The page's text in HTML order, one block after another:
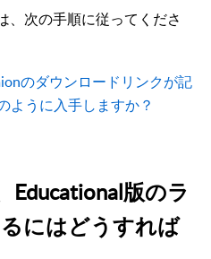
、次の手順に従ってくださ
のダウンロードリンクが記
ように入手しますか？
Educational版のラ
にはどうすれば